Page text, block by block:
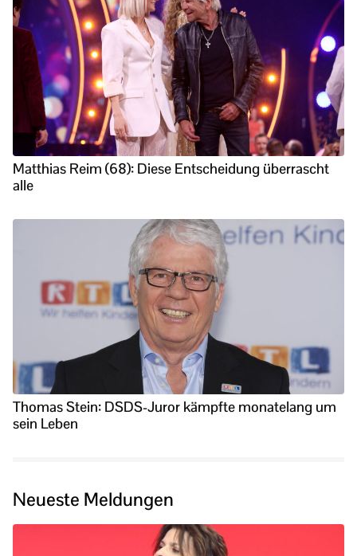
Matthias Reim (68): Diese Entscheidung überrascht
alle
Thomas Stein: DSDS-Juror kämpfte monatelang um
sein Leben
Neueste Meldungen